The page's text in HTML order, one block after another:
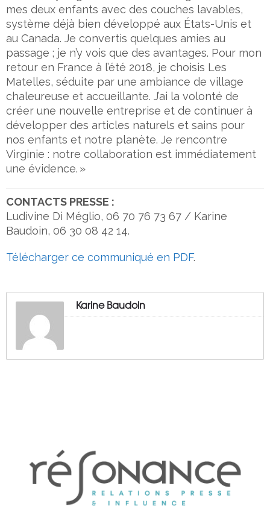
mes deux enfants avec des couches lavables,
système déjà bien développé aux États-Unis et
au Canada. Je convertis quelques amies au
passage ; je n’y vois que des avantages. Pour mon
retour en France à l’été 2018, je choisis Les
Matelles, séduite par une ambiance de village
chaleureuse et accueillante. J’ai la volonté de
créer une nouvelle entreprise et de continuer à
développer des articles naturels et sains pour
nos enfants et notre planète. Je rencontre
Virginie : notre collaboration est immédiatement
une évidence. »
CONTACTS PRESSE :
Ludivine Di Méglio, 06 70 76 73 67 / Karine
Baudoin, 06 30 08 42 14.
Télécharger ce communiqué en PDF.
Karine Baudoin